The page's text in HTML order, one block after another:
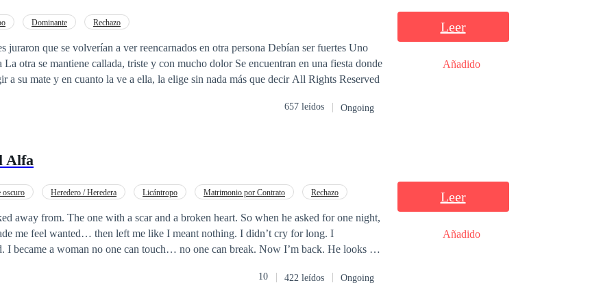
Dominante Rechazo
tiene que elegir a su mate y en cuanto la ve a ella, la elige sin nada más que decir All Rights Reserved
657 leídos Ongoing
Leer
Añadido
Alfa
oscuro Heredero / Heredera Licántropo Matrimonio por Contrato
Rechazo
The one with a scar and a broken heart. So when he asked for one night,
a woman no one can touch… no one can break. Now I’m back. He looks at
10 422 leídos Ongoing
Leer
Añadido